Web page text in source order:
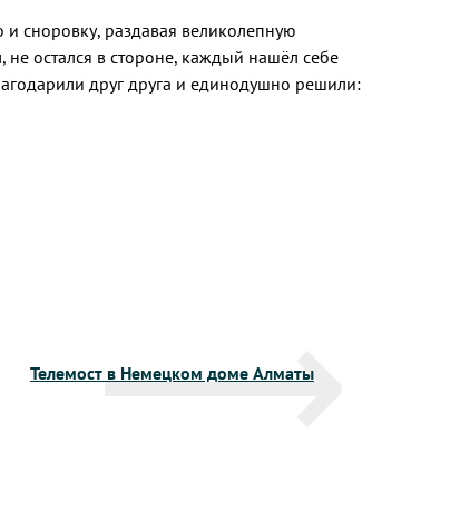
сноровку, раздавая великолепную
не остался в стороне, каждый нашёл себе
друг друга и единодушно решили:
Телемост в Немецком доме Алматы